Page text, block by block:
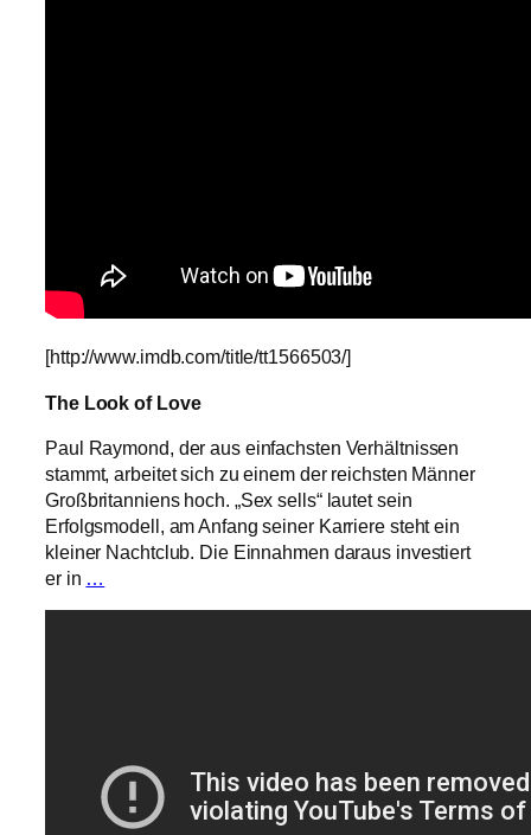
[http://www.imdb.com/title/tt1566503/]
The Look of Love
Paul Raymond, der aus einfachsten Verhältnissen
stammt, arbeitet sich zu einem der reichsten Männer
Großbritanniens hoch. „Sex sells“ lautet sein
Erfolgsmodell, am Anfang seiner Karriere steht ein
kleiner Nachtclub. Die Einnahmen daraus investiert
er in …